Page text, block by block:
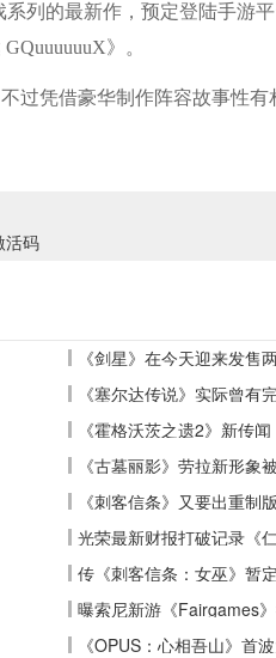
的最新作，预定登陆手游平
》。
凭借豪华制作阵容故事性有
活码
《剑星》在今天迎来发售
《塞尔达传说》实际曾有
《霍格沃茨之遗2》新传
《古墓丽影》劳拉新形象
《刺客信条》又要出重制
光荣最新财报打破记录《
传《刺客信条：女巫》暂
曝索尼新游《Fairgames
《OPUS：心相吾山》首